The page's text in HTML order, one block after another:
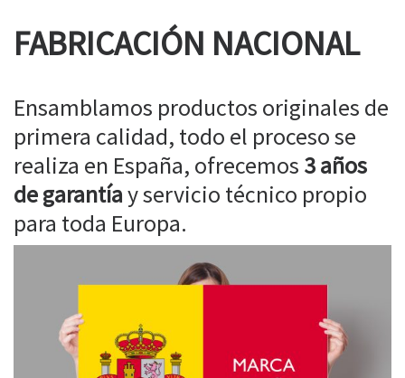
FABRICACIÓN NACIONAL
Ensamblamos productos originales de
primera calidad, todo el proceso se
realiza en España, ofrecemos 3 años
de garantíay servicio técnico propio
para toda Europa.